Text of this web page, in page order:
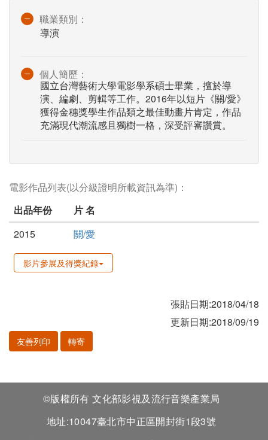
職業類別：
導演
個人簡歷：
國立台灣藝術大學電影學系碩士畢業，擅於導
演、編劇、剪輯等工作。2016年以短片《關/愛》
獲得金穗獎學生作品類之最佳動畫片肯定，作品
充滿現代潮流感且獨樹一格，深受評審讚賞。
電影作品列表(以分級證明所載資訊為準)：
出品年份
片 名
2015
關/愛
影片參展及得獎紀錄
張貼日期:2018/04/18
更新日期:2018/09/19
友善列印 轉寄
©版權所有 文化部影視及流行音樂產業局
地址:10047臺北市中正區開封街1段3號